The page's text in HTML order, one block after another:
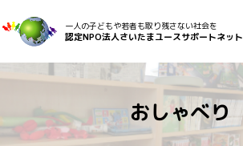
一人の子どもや若者も取り残さない社会を
認定NPO法人さいたまユースサポートネット
おしゃべり